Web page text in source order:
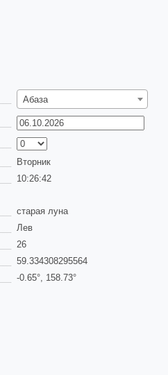
Абаза
Вторник
10:26:42
старая луна
Лев
26
59.334308295564
-0.65°, 158.73°